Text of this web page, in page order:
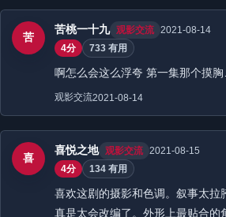
苦
苦桃一十九 观影交流 2021-08-14
4分
733 有用
啊怎么会这么浮夸 第一集那个摸
观影交流2021-08-14
喜
喜悦之地 观影交流 2021-08-15
4分
134 有用
喜欢这剧的摄影和色调。叙事太拉
真是太会改编了。外形上最贴合的